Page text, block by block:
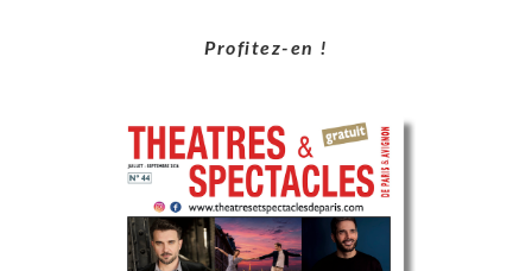
Profitez-en !